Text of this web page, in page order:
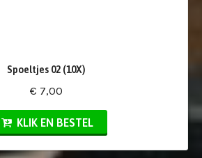
Spoeltjes 02 (10X)
€ 7,00
KLIK EN BESTEL